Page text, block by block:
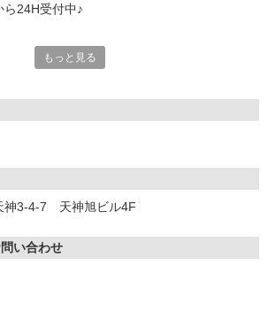
ら24H受付中♪
安に、メールorお電話でご連絡します。
LINEなど）・出張面接・事務所面接と選べま
要）
見学の調整もOKです！
♪
もっと見る
神3-4-7 天神旭ビル4F
い合わせ